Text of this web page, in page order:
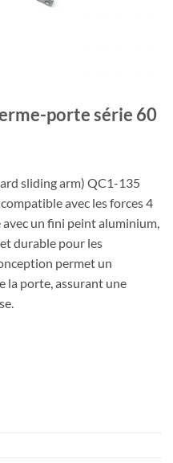
porte série 60
sliding arm) QC1-135
avec les forces 4
un fini peint aluminium,
durable pour les
permet un
la porte, assurant une